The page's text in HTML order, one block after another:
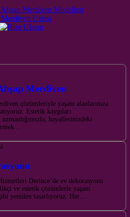
Merdiven Modelleri
Ustası
Merdiven
çözümleriyle yaşam alanlarınıza
Estetik kaygıları
hayallerinizdeki
Derince’de ev dekorasyonu
ve estetik çözümlerle yaşam
yeniden tasarlıyoruz. Her…